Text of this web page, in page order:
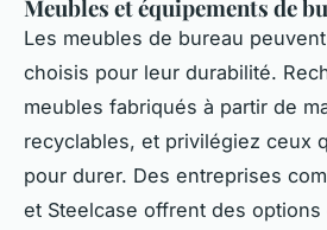
Meubles et équipements de
Les meubles de bureau
choisis pour leur durabilité.
meubles fabriqués à partir de
recyclables, et privilégiez ceux
pour durer. Des entreprises
et Steelcase offrent des